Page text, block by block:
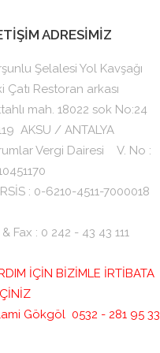
ADRESİMİZ
Şelalesi Yol Kavşağı
Çatı Restoran arkası
mah. 18022 sok No:24
AKSU / ANTALYA
Vergi Dairesi V. No :
: 0-6210-4511-7000018
Fax : 0 242 - 43 43 111
İÇİN BİZİMLE İRTİBATA
Gökgöl 0532 - 281 95 33